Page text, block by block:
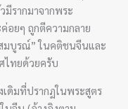
รากมาจากพระ
อยๆ ถูกตีความกลาย
มบูรณ์” ในคติชนจีนและ
ไทยด้วยครับ
ดิมที่ปรากฏในพระสูตร